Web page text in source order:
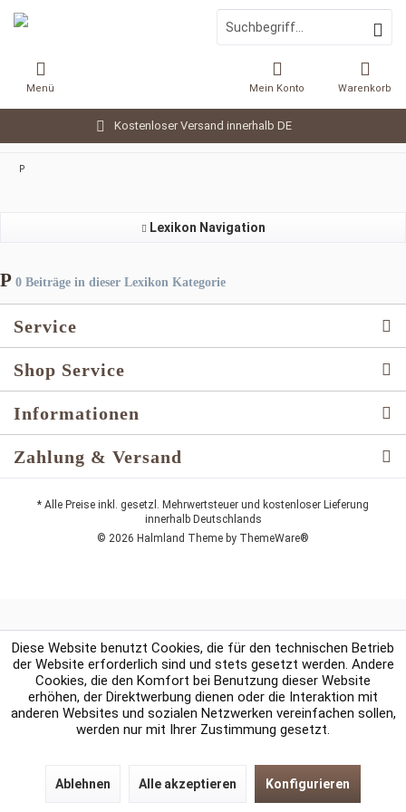
Kostenloser Versand innerhalb DE
Warenkorb
Mein Konto
Menü
P
Lexikon Navigation
P 0 Beiträge in dieser Lexikon Kategorie
Service
Shop Service
Informationen
Zahlung & Versand
* Alle Preise inkl. gesetzl. Mehrwertsteuer und kostenloser Lieferung
innerhalb Deutschlands
© 2026 Halmland Theme by ThemeWare®
Diese Website benutzt Cookies, die für den technischen Betrieb
der Website erforderlich sind und stets gesetzt werden. Andere
Cookies, die den Komfort bei Benutzung dieser Website
erhöhen, der Direktwerbung dienen oder die Interaktion mit
anderen Websites und sozialen Netzwerken vereinfachen sollen,
werden nur mit Ihrer Zustimmung gesetzt.
Ablehnen Alle akzeptieren Konfigurieren